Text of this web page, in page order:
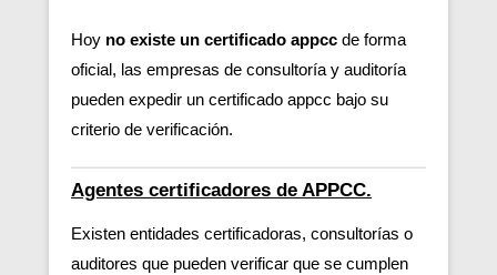
Hoy no existe un certificado appcc de forma
oficial, las empresas de consultoría y auditoría
pueden expedir un certificado appcc bajo su
criterio de verificación.
Agentes certificadores de APPCC.
Existen entidades certificadoras, consultorías o
auditores que pueden verificar que se cumplen